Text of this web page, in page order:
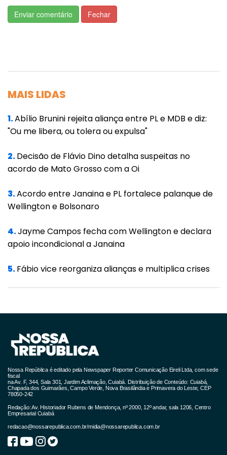
Quando o sono está ruim, aumentam a
ansiedade, o humor oscila e a memória
podem gerar resultados imediatos. “Às vezes
a pessoa só muda o horário de dormir e
impressionante.”
A especialista reforça que não basta reduzir o
conteúdo consumido. “Pergunte-se: isso
agrega? Isso me aproxima do que eu quero
ser? Essa análise é fundamental.”
Ela também destaca o papel das relações
sociais saudáveis como fator de equilíbrio.
Marina defende um conjunto de ações que
ajudam a reorganizar o cérebro e reduzir
Atividade físicaprazerosa e regular.
Alimentação equilibrada, que influencia
diretamente o humor.
Rotina de sono
Enviar comentário Fechar
MAIS LIDAS
1.Abílio Brunini rejeita aliança entre PL e MDB e diz:
"Ou me libera, ou tolera ou expulsa"
2.Decisão de Flávio Dino detalha suspeitas no
acordo de Mato Grosso com a Oi
3.Acordo entre Janaina e PL fortalece palanque de
Wellington e Bolsonaro
4.Jayme Campos fecha com Wellington e declara
apoio incondicional a Janaina
5.Fábio vice reorganiza alianças e multiplica crises
Nossa República é editado pela Newspaper Reporter Comunicação Eireli Ltda, com sede
fiscal
na Av. F, 344, Sala 301, Jardim Aclimação, Cuiabá. Distribuição de Conteúdo: Cuiabá,
Chapada dos Guimarães, Campo Verde, Nova Brasilândia e Primavera do Leste, CEP
78050-242
Redação: Av. Historiador Rubens de Mendonça, nº 2000, 12º andar, sala 1206, Centro
Empresarial Cuiabá
redacao@nossarepublica.com.br/midia@nossarepublica.com.br